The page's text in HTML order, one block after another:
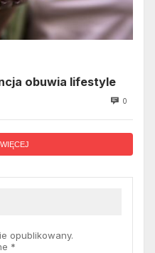
obuwia lifestyle
0
opublikowany.
*